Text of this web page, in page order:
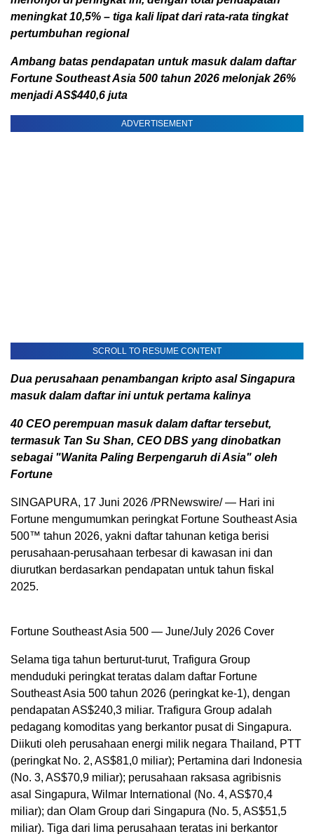
meningkat 10,5% – tiga kali lipat dari rata-rata tingkat
pertumbuhan regional
Ambang batas pendapatan untuk masuk dalam daftar
Fortune Southeast Asia 500 tahun 2026 melonjak 26%
menjadi AS$440,6 juta
ADVERTISEMENT
SCROLL TO RESUME CONTENT
Dua perusahaan penambangan kripto asal Singapura
masuk dalam daftar ini untuk pertama kalinya
40 CEO perempuan masuk dalam daftar tersebut,
termasuk Tan Su Shan, CEO DBS yang dinobatkan
sebagai "Wanita Paling Berpengaruh di Asia" oleh
Fortune
SINGAPURA, 17 Juni 2026 /PRNewswire/ — Hari ini
Fortune mengumumkan peringkat Fortune Southeast Asia
500™ tahun 2026, yakni daftar tahunan ketiga berisi
perusahaan-perusahaan terbesar di kawasan ini dan
diurutkan berdasarkan pendapatan untuk tahun fiskal
2025.
Fortune Southeast Asia 500 — June/July 2026 Cover
Selama tiga tahun berturut-turut, Trafigura Group
menduduki peringkat teratas dalam daftar Fortune
Southeast Asia 500 tahun 2026 (peringkat ke-1), dengan
pendapatan AS$240,3 miliar. Trafigura Group adalah
pedagang komoditas yang berkantor pusat di Singapura.
Diikuti oleh perusahaan energi milik negara Thailand, PTT
(peringkat No. 2, AS$81,0 miliar); Pertamina dari Indonesia
(No. 3, AS$70,9 miliar); perusahaan raksasa agribisnis
asal Singapura, Wilmar International (No. 4, AS$70,4
miliar); dan Olam Group dari Singapura (No. 5, AS$51,5
miliar). Tiga dari lima perusahaan teratas ini berkantor